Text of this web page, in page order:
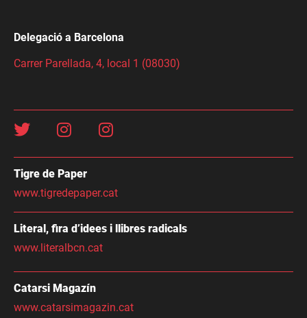
Delegació a Barcelona
Carrer Parellada, 4, local 1 (08030)
Tigre de Paper
www.tigredepaper.cat
Literal, fira d’idees i llibres radicals
www.literalbcn.cat
Catarsi Magazín
www.catarsimagazin.cat